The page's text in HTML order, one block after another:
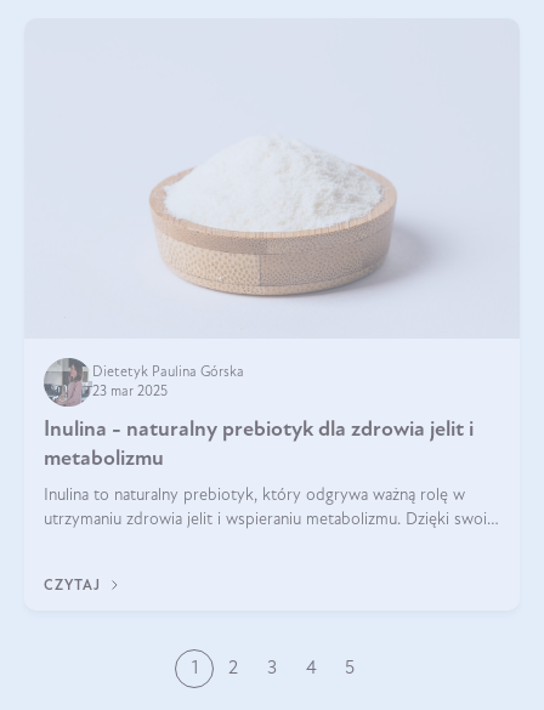
Dietetyk Paulina Górska
23 mar 2025
Inulina - naturalny prebiotyk dla zdrowia jelit i
metabolizmu
Inulina to naturalny prebiotyk, który odgrywa ważną rolę w
utrzymaniu zdrowia jelit i wspieraniu metabolizmu. Dzięki swoim
CZYTAJ
1 2 3 4 5